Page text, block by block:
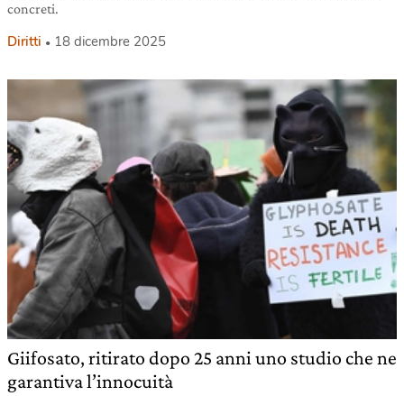
concreti.
Diritti 18 dicembre 2025
Giifosato, ritirato dopo 25 anni uno studio che ne
garantiva l’innocuità